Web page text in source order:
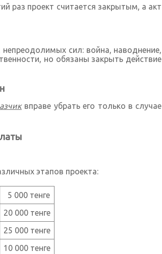
раз проект считается закрытым, а акт
сил: война, наводнение,
но обязаны закрыть действие
вправе убрать его только в случае
этапов проекта:
5 000 тенге
20 000 тенге
25 000 тенге
10 000 тенге